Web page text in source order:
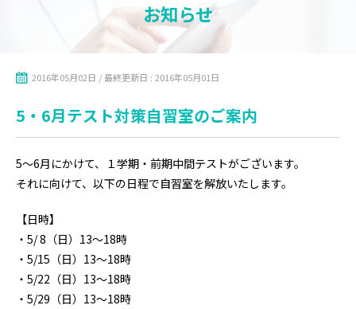
お知らせ
2016年05月02日 / 最終更新日 : 2016年05月01日
5・6月テスト対策自習室のご案内
5～6月にかけて、１学期・前期中間テストがございます。
それに向けて、以下の日程で自習室を解放いたします。
【日時】
・5/ 8（日）13～18時
・5/15（日）13～18時
・5/22（日）13～18時
・5/29（日）13～18時